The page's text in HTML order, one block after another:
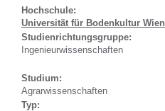
Hochschule:
Universität für Bodenkultur Wien
Studienrichtungsgruppe:
Ingenieurwissenschaften
Studium:
Agrarwissenschaften
Typ: